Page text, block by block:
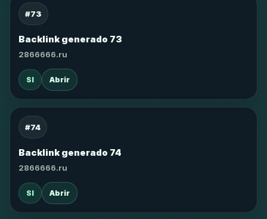
#73
Backlink generado 73
2866666.ru
SI Abrir
#74
Backlink generado 74
2866666.ru
SI Abrir